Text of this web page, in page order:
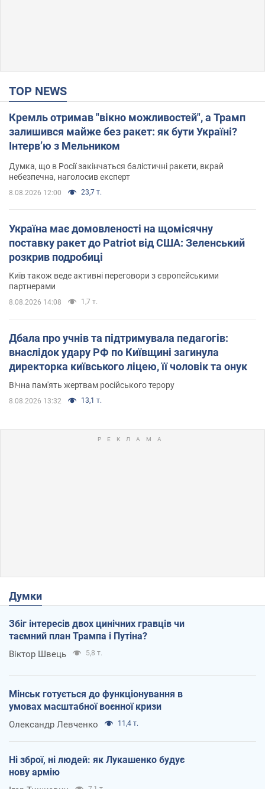
TOP NEWS
Кремль отримав "вікно можливостей", а Трамп
залишився майже без ракет: як бути Україні?
Інтерв’ю з Мельником
Думка, що в Росії закінчаться балістичні ракети, вкрай
небезпечна, наголосив експерт
8.08.2026 12:00 23,7 т.
Україна має домовленості на щомісячну
поставку ракет до Patriot від США: Зеленський
розкрив подробиці
Київ також веде активні переговори з європейськими
партнерами
8.08.2026 14:08 1,7 т.
Дбала про учнів та підтримувала педагогів:
внаслідок удару РФ по Київщині загинула
директорка київського ліцею, її чоловік та онук
Вічна пам'ять жертвам російського терору
8.08.2026 13:32 13,1 т.
Думки
Збіг інтересів двох цинічних гравців чи
таємний план Трампа і Путіна?
Віктор Швець 5,8 т.
Мінськ готується до функціонування в
умовах масштабної воєнної кризи
Олександр Левченко 11,4 т.
Ні зброї, ні людей: як Лукашенко будує
нову армію